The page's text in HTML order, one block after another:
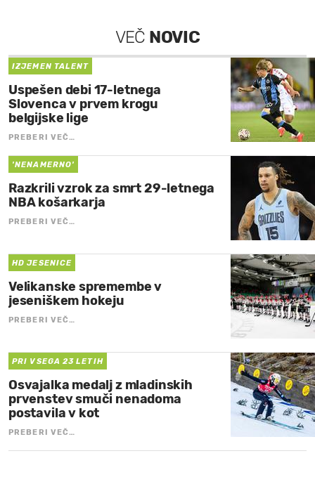
VEČ NOVIC
IZJEMEN TALENT
Uspešen debi 17-letnega
Slovenca v prvem krogu
belgijske lige
PREBERI VEČ…
'NENAMERNO'
Razkrili vzrok za smrt 29-letnega
NBA košarkarja
PREBERI VEČ…
HD JESENICE
Velikanske spremembe v
jeseniškem hokeju
PREBERI VEČ…
PRI VSEGA 23 LETIH
Osvajalka medalj z mladinskih
prvenstev smuči nenadoma
postavila v kot
PREBERI VEČ…